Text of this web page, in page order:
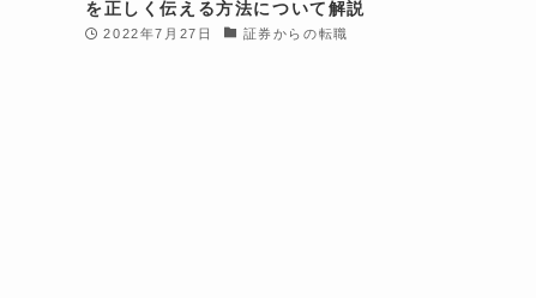
を正しく伝える方法について解説
2022年7月27日 証券からの転職